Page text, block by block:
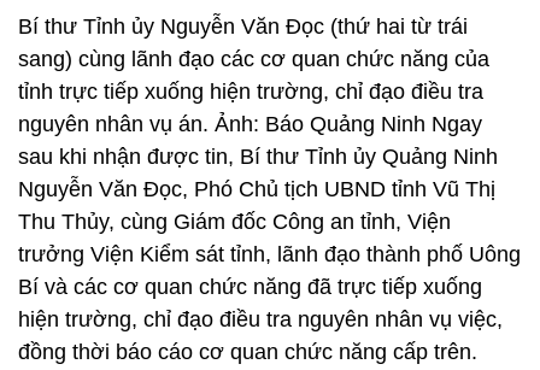
Bí thư Tỉnh ủy Nguyễn Văn Đọc (thứ hai từ trái
sang) cùng lãnh đạo các cơ quan chức năng của
tỉnh trực tiếp xuống hiện trường, chỉ đạo điều tra
nguyên nhân vụ án. Ảnh: Báo Quảng Ninh Ngay
sau khi nhận được tin, Bí thư Tỉnh ủy Quảng Ninh
Nguyễn Văn Đọc, Phó Chủ tịch UBND tỉnh Vũ Thị
Thu Thủy, cùng Giám đốc Công an tỉnh, Viện
trưởng Viện Kiểm sát tỉnh, lãnh đạo thành phố Uông
Bí và các cơ quan chức năng đã trực tiếp xuống
hiện trường, chỉ đạo điều tra nguyên nhân vụ việc,
đồng thời báo cáo cơ quan chức năng cấp trên.